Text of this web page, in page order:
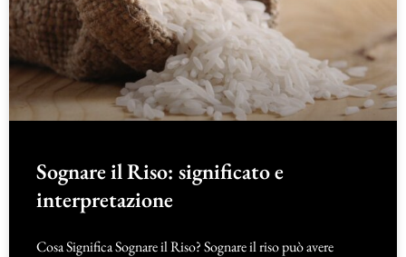
Sognare il Riso: significato e
interpretazione
Cosa Significa Sognare il Riso? Sognare il riso può avere